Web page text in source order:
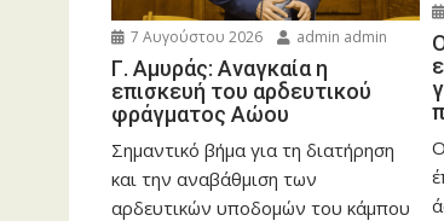
7 Αυγούστου 2026 admin admin
Γ. Αμυράς: Αναγκαία η
επισκευή του αρδευτικού
φράγματος Αώου
Σημαντικό βήμα για τη διατήρηση
και την αναβάθμιση των
αρδευτικών υποδομών του κάμπου